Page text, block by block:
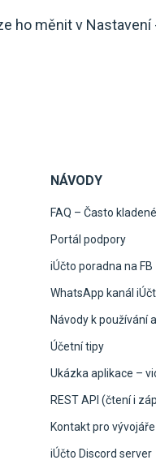
ho měnit v Nastavení
NÁVODY
FAQ – Často
Portál podpory
iÚčto poradna na FB
WhatsApp kanál
Návody k používání
Účetní tipy
Ukázka aplikace –
REST API (čtení i
Kontakt pro vývojáře
iÚčto Discord server